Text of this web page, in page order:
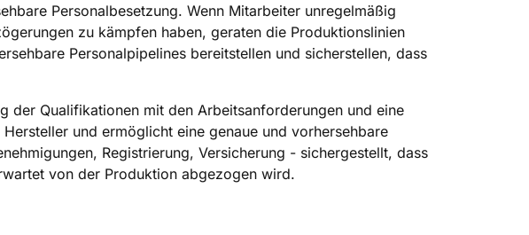
Personalbesetzung. Wenn Mitarbeiter unregelmäßig
zu kämpfen haben, geraten die Produktionslinien
Personalpipelines bereitstellen und sicherstellen, dass
der Qualifikationen mit den Arbeitsanforderungen und eine
und ermöglicht eine genaue und vorhersehbare
Registrierung, Versicherung - sichergestellt, dass
von der Produktion abgezogen wird.